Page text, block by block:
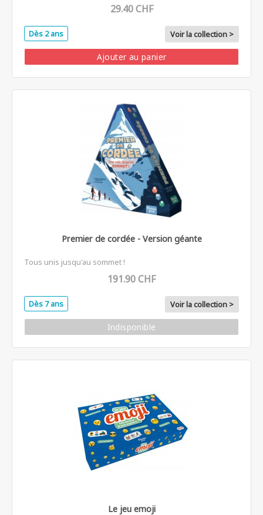
29.40 CHF
Dès 2 ans Voir la collection >
Ajouter au panier
Premier de cordée - Version géante
Tous unis jusqu'au sommet !
191.90 CHF
Dès 7 ans Voir la collection >
Indisponible
Le jeu emoji